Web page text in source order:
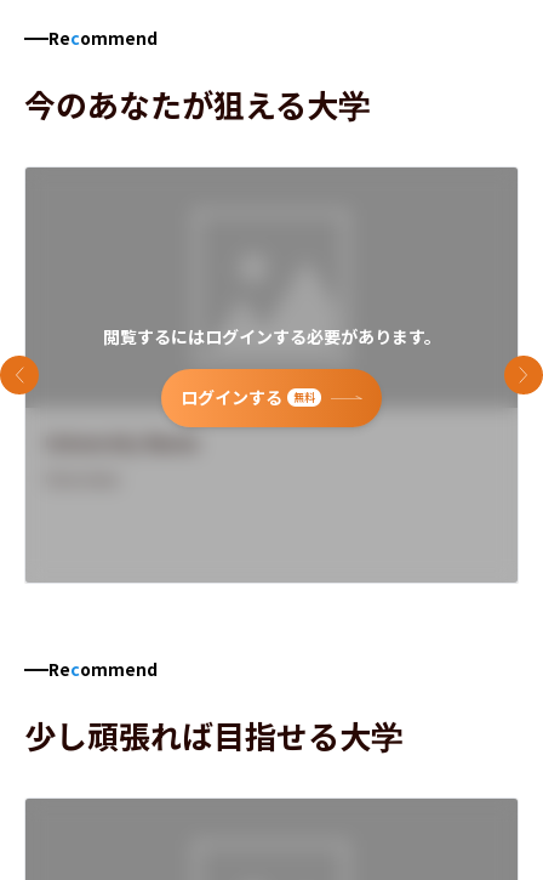
Recommend
今のあなたが狙える大学
閲覧するにはログインする必要があります。
ログインする 無料
前のスライド 次
Recommend
少し頑張れば目指せる大学